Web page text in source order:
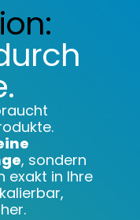
, sondern
exakt in Ihre